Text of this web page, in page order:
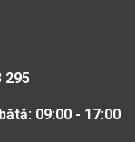
295
09:00 - 17:00